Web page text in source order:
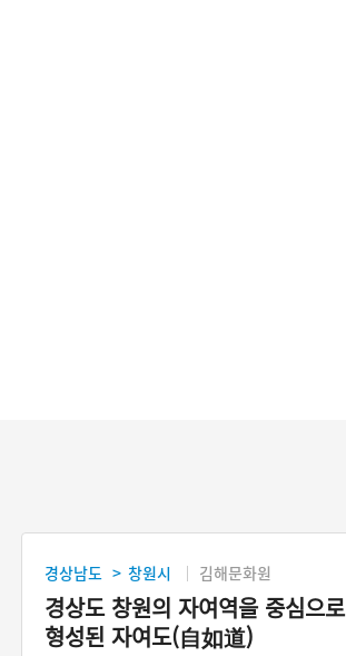
경상남도 > 창원시 김해문화원
경상도 창원의 자여역을 중심으로
형성된 자여도(自如道)